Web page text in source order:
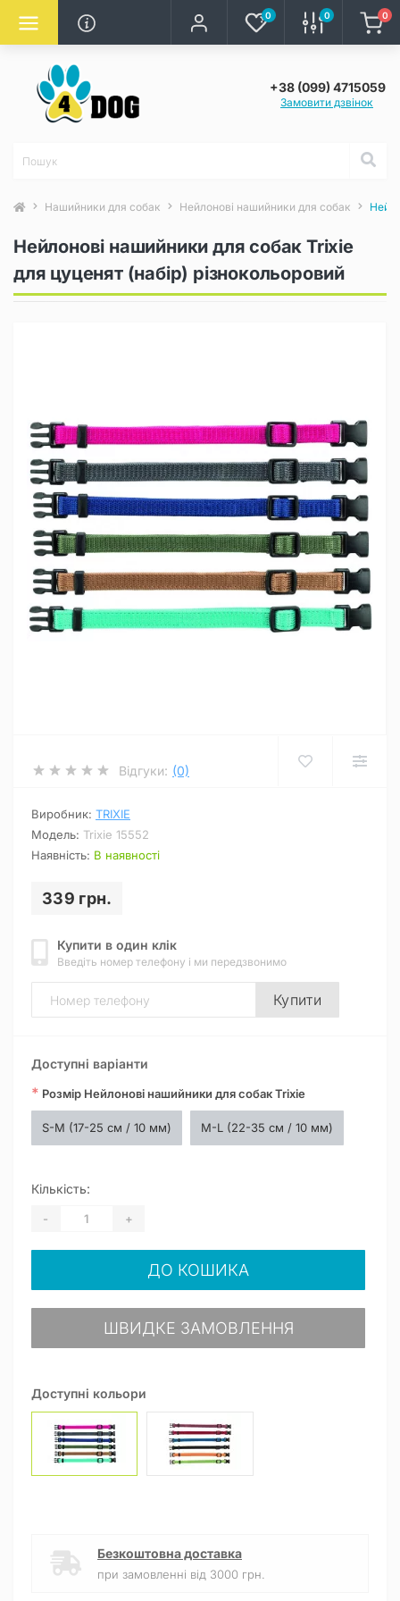
0 0 0
+38 (099) 4715059
Замовити дзвінок
Нашийники для собак Нейлонові нашийники для собак
Нейлонові нашийники для собак Trixie
для цуценят (набір) різнокольоровий
Відгуки: (0)
Виробник: TRIXIE
Модель: Trixie 15552
Наявність: В наявності
339 грн.
Купити в один клік
Введіть номер телефону і ми передзвонимо
Купити
Доступні кольори
Доступні варіанти
* Розмір Нейлонові нашийники для собак Trixie
S-M (17-25 см / 10 мм) M-L (22-35 см / 10 мм)
Кількість:
- +
ДО КОШИКА
ШВИДКЕ ЗАМОВЛЕННЯ
Безкоштовна доставка
при замовленні від 3000 грн.